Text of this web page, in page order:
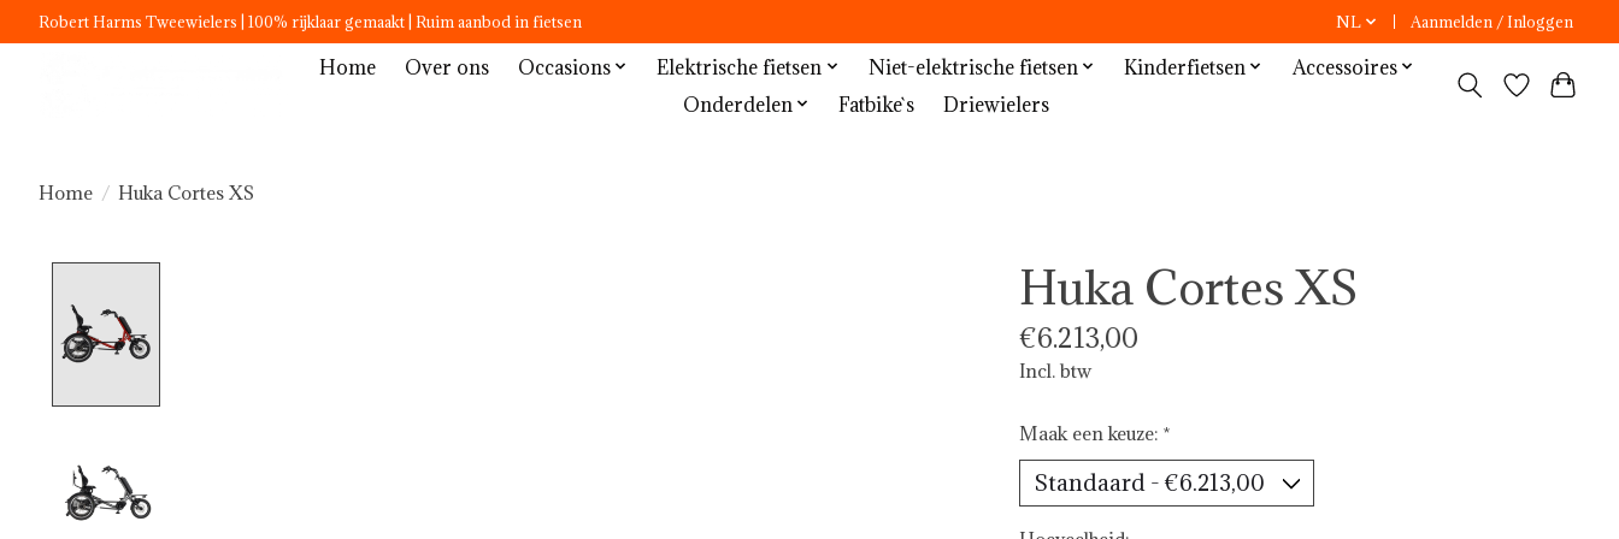
Robert Harms Tweewielers | 100% rijklaar gemaakt | Ruim aanbod in fietsen NL Aanmelden / Inloggen
Home Over ons Occasions Elektrische fietsen Niet-elektrische fietsen Kinderfietsen
Accessoires
Onderdelen
Fatbike`s Driewielers
Home / Huka Cortes XS
Huka Cortes XS
€6.213,00
Incl. btw
Maak een keuze: *